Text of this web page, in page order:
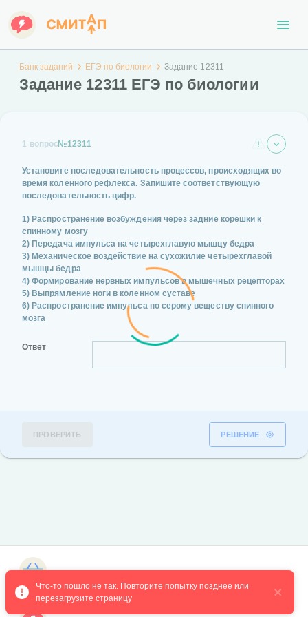
Банк заданий ЕГЭ по биологии Задание 12311
Задание 12311 ЕГЭ по биологии
1 вопрос№12311
Установите последовательность процессов, происходящих во
время коленного рефлекса. Запишите соответствующую
последовательность цифр.
1) Распространение возбуждения через задние корешки к
спинному мозгу
2) Передача импульса на четырехглавую мышцу бедра
3) Механическое воздействие на сухожилие четырехглавой
мышцы бедра
4) Формирование нервных импульсов в мышечных рецепторах
5) Выпрямление ноги в коленном суставе
6) Распространение импульса по серому веществу спинного
мозга
Ответ
ПРОВЕРИТЬ РЕШЕНИЕ
Что-то пошло не так. Повторите попытку позднее или
перезагрузите страницу